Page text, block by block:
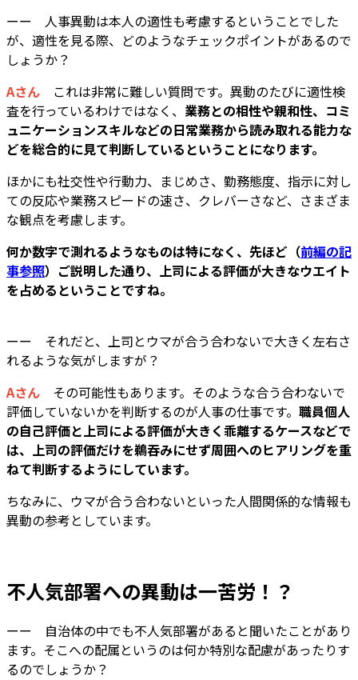
ーー 人事異動は本人の適性も考慮するということでした
が、適性を見る際、どのようなチェックポイントがあるので
しょうか？
Aさん これは非常に難しい質問です。異動のたびに適性検
査を行っているわけではなく、 業務との相性や親和性、コミ
ュニケーションスキルなどの日常業務から読み取れる能力な
どを総合的に見て判断しているということになります。
ほかにも社交性や行動力、まじめさ、勤務態度、指示に対し
ての反応や業務スピードの速さ、クレバーさなど、さまざま
な観点を考慮します。
何か数字で測れるようなものは特になく、先ほど（前編の記
事参照）ご説明した通り、上司による評価が大きなウエイト
を占めるということですね。
ーー それだと、上司とウマが合う合わないで大きく左右さ
れるような気がしますが？
Aさん その可能性もあります。そのような合う合わないで
評価していないかを判断するのが人事の仕事です。 職員個人
の自己評価と上司による評価が大きく乖離するケースなどで
は、上司の評価だけを鵜吞みにせず周囲へのヒアリングを重
ねて判断するようにしています。
ちなみに、ウマが合う合わないといった人間関係的な情報も
異動の参考としています。
不人気部署への異動は一苦労！？
ーー 自治体の中でも不人気部署があると聞いたことがあり
ます。そこへの配属というのは何か特別な配慮があったりす
るのでしょうか？